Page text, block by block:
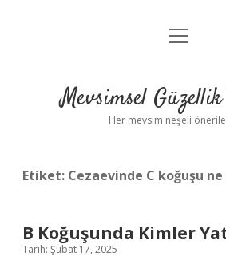
Anasayfa
Yasal Uyarı
menüyü
Mevsimsel
Her mevsim neşeli
Etiket: Cezaevinde C koğuşu
B Koğuşunda Kimler
Tarih: Şubat 17, 2025